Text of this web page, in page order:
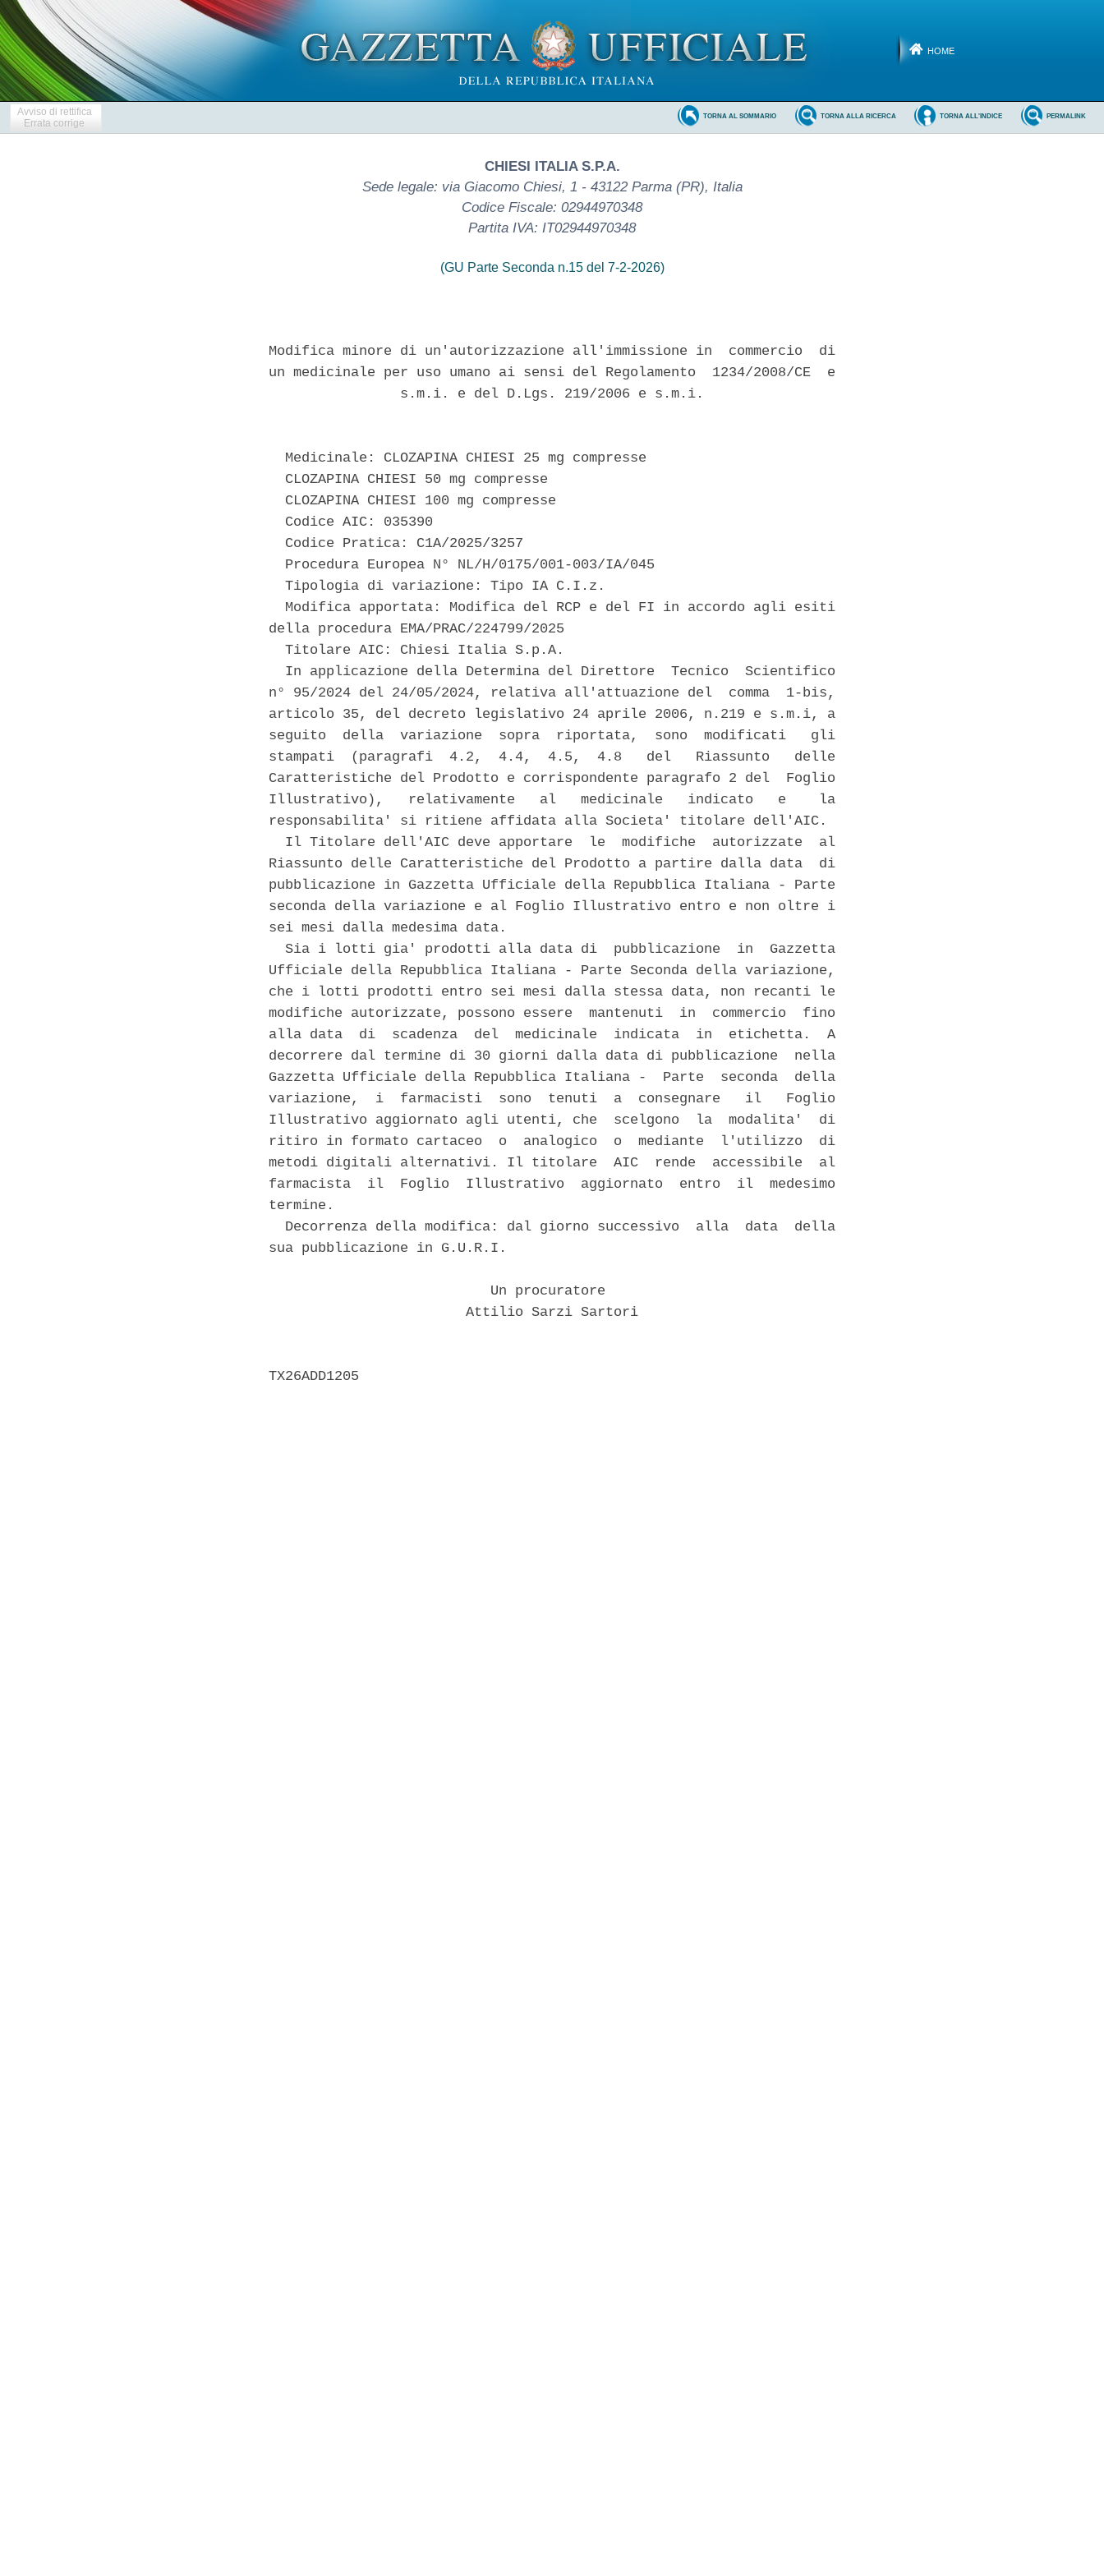
HOME
Avviso di rettifica
Errata corrige
PERMALINK
TORNA ALL'INDICE
TORNA ALLA RICERCA
TORNA AL SOMMARIO
CHIESI ITALIA S.P.A.
Sede legale: via Giacomo Chiesi, 1 - 43122 Parma (PR), Italia
Codice Fiscale: 02944970348
Partita IVA: IT02944970348
(GU Parte Seconda n.15 del 7-2-2026)
Modifica minore di un'autorizzazione all'immissione in  commercio  di
un medicinale per uso umano ai sensi del Regolamento  1234/2008/CE  e
                s.m.i. e del D.Lgs. 219/2006 e s.m.i.
  Medicinale: CLOZAPINA CHIESI 25 mg compresse
  CLOZAPINA CHIESI 50 mg compresse
  CLOZAPINA CHIESI 100 mg compresse
  Codice AIC: 035390
  Codice Pratica: C1A/2025/3257
  Procedura Europea N° NL/H/0175/001-003/IA/045
  Tipologia di variazione: Tipo IA C.I.z.
  Modifica apportata: Modifica del RCP e del FI in accordo agli esiti
della procedura EMA/PRAC/224799/2025
  Titolare AIC: Chiesi Italia S.p.A.
  In applicazione della Determina del Direttore  Tecnico  Scientifico
n° 95/2024 del 24/05/2024, relativa all'attuazione del  comma  1-bis,
articolo 35, del decreto legislativo 24 aprile 2006, n.219 e s.m.i, a
seguito  della  variazione  sopra  riportata,  sono  modificati   gli
stampati  (paragrafi  4.2,  4.4,  4.5,  4.8   del   Riassunto   delle
Caratteristiche del Prodotto e corrispondente paragrafo 2 del  Foglio
Illustrativo),   relativamente   al   medicinale   indicato   e    la
responsabilita' si ritiene affidata alla Societa' titolare dell'AIC.
  Il Titolare dell'AIC deve apportare  le  modifiche  autorizzate  al
Riassunto delle Caratteristiche del Prodotto a partire dalla data  di
pubblicazione in Gazzetta Ufficiale della Repubblica Italiana - Parte
seconda della variazione e al Foglio Illustrativo entro e non oltre i
sei mesi dalla medesima data.
  Sia i lotti gia' prodotti alla data di  pubblicazione  in  Gazzetta
Ufficiale della Repubblica Italiana - Parte Seconda della variazione,
che i lotti prodotti entro sei mesi dalla stessa data, non recanti le
modifiche autorizzate, possono essere  mantenuti  in  commercio  fino
alla data  di  scadenza  del  medicinale  indicata  in  etichetta.  A
decorrere dal termine di 30 giorni dalla data di pubblicazione  nella
Gazzetta Ufficiale della Repubblica Italiana -  Parte  seconda  della
variazione,  i  farmacisti  sono  tenuti  a  consegnare   il   Foglio
Illustrativo aggiornato agli utenti, che  scelgono  la  modalita'  di
ritiro in formato cartaceo  o  analogico  o  mediante  l'utilizzo  di
metodi digitali alternativi. Il titolare  AIC  rende  accessibile  al
farmacista  il  Foglio  Illustrativo  aggiornato  entro  il  medesimo
termine.
  Decorrenza della modifica: dal giorno successivo  alla  data  della
sua pubblicazione in G.U.R.I.
                           Un procuratore
                        Attilio Sarzi Sartori